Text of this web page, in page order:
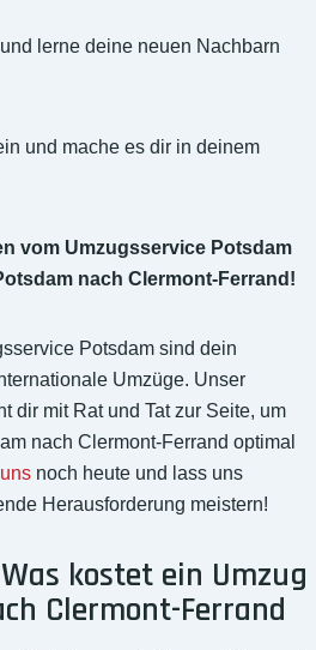
lerne deine neuen Nachbarn
und mache es dir in deinem
vom Umzugsservice Potsdam
nach Clermont-Ferrand!
Potsdam sind dein
Umzüge. Unser
dir mit Rat und Tat zur Seite, um
nach Clermont-Ferrand optimal
noch heute und lass uns
Herausforderung meistern!
kostet ein Umzug
Clermont-Ferrand